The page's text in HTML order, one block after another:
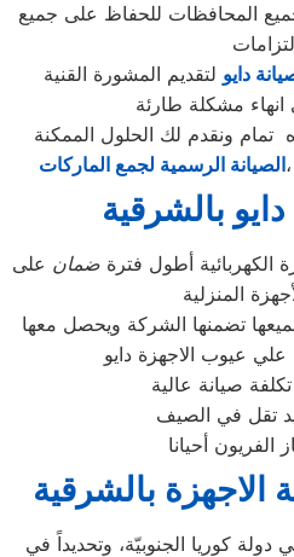
المحافظات للحفاظ على جميع
دايو لتقديم المشورة القنية
مشكلة طارئة
ونقدم لك الحلول الممكنة
الصيانة الرسمية لجمع الماركات
بالشرقية
الكهربائية أطول فترة ضمان على
تضمنها الشركة ويحصل معها
عيوب الاجهزة دايو
الاجهزة بالشرقية
كوريا الجنوبيّة، وتحديداً في